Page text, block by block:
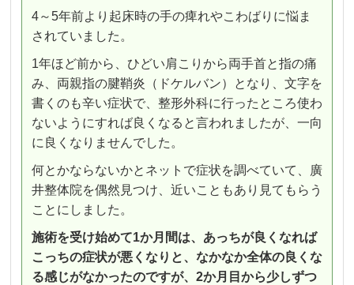
4～5年前より起床時の手の痺れやこわばりに悩ま
されていました。
1年ほど前から、ひどい肩こりから両手首と指の痛
み、両親指の腱鞘炎（ドケルバン）となり、文字を
書くのも辛い症状で、整形外科に行ったところ使わ
ないようにすれば良くなると言われましたが、一向
に良くなりませんでした。
何とかならないかとネットで症状を調べていて、廣
井整体院を偶然見つけ、近いこともあり見てもらう
ことにしました。
施術を受け始めて1か月間は、あっちが良くなれば
こっちの症状が悪くなりと、なかなか全体の良くな
る感じがなかったのですが、2か月目から少しずつ